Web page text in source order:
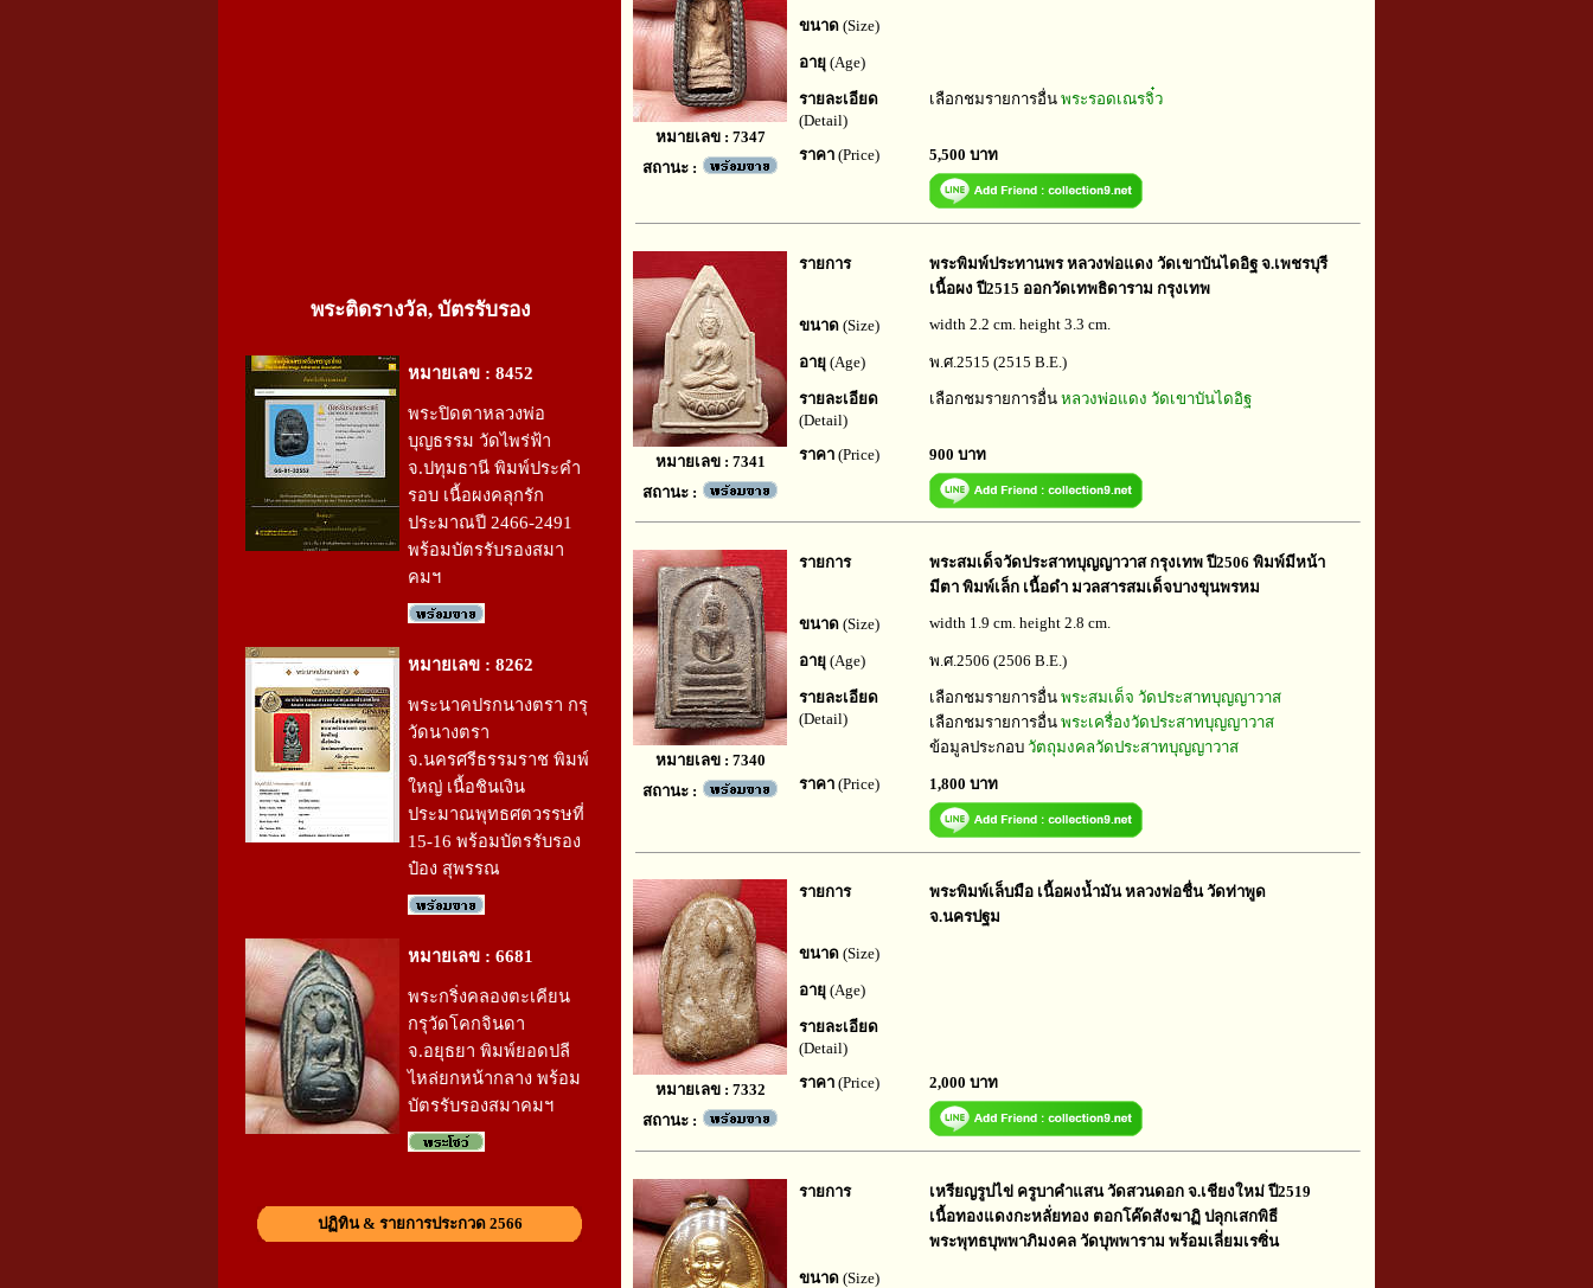
พระติดรางวัล, บัตรรับรอง
หมายเลข : 8452
พระปิดตาหลวงพ่อ
บุญธรรม วัดไพร่ฟ้า
จ.ปทุมธานี พิมพ์ประคำ
รอบ เนื้อผงคลุกรัก
ประมาณปี 2466-2491
พร้อมบัตรรับรองสมา
คมฯ
หมายเลข : 8262
พระนาคปรกนางตรา กรุ
วัดนางตรา
จ.นครศรีธรรมราช พิมพ์
ใหญ่ เนื้อชินเงิน
ประมาณพุทธศตวรรษที่
15-16 พร้อมบัตรรับรอง
ป๋อง สุพรรณ
หมายเลข : 6681
พระกริ่งคลองตะเคียน
กรุวัดโคกจินดา
จ.อยุธยา พิมพ์ยอดปลี
ไหล่ยกหน้ากลาง พร้อม
บัตรรับรองสมาคมฯ
ปฏิทิน & รายการประกวด 2566
หมายเลข : 7347
สถานะ :
ขนาด (Size)
อายุ (Age)
รายละเอียด
(Detail)
เลือกชมรายการอื่น พระรอดเณรจิ๋ว
ราคา (Price) 5,500 บาท
หมายเลข : 7341
สถานะ :
รายการ
พระพิมพ์ประทานพร หลวงพ่อแดง วัดเขาบันไดอิฐ จ.เพชรบุรี
เนื้อผง ปี2515 ออกวัดเทพธิดาราม กรุงเทพ
ขนาด (Size) width 2.2 cm. height 3.3 cm.
อายุ (Age) พ.ศ.2515 (2515 B.E.)
รายละเอียด
(Detail)
เลือกชมรายการอื่น หลวงพ่อแดง วัดเขาบันไดอิฐ
ราคา (Price) 900 บาท
หมายเลข : 7340
สถานะ :
รายการ
พระสมเด็จวัดประสาทบุญญาวาส กรุงเทพ ปี2506 พิมพ์มีหน้า
มีตา พิมพ์เล็ก เนื้อดำ มวลสารสมเด็จบางขุนพรหม
ขนาด (Size) width 1.9 cm. height 2.8 cm.
อายุ (Age) พ.ศ.2506 (2506 B.E.)
รายละเอียด
(Detail)
เลือกชมรายการอื่น พระสมเด็จ วัดประสาทบุญญาวาส
เลือกชมรายการอื่น พระเครื่องวัดประสาทบุญญาวาส
ข้อมูลประกอบ วัตถุมงคลวัดประสาทบุญญาวาส
ราคา (Price) 1,800 บาท
หมายเลข : 7332
สถานะ :
รายการ
พระพิมพ์เล็บมือ เนื้อผงน้ำมัน หลวงพ่อชื่น วัดท่าพูด
จ.นครปฐม
ขนาด (Size)
อายุ (Age)
รายละเอียด
(Detail)
ราคา (Price) 2,000 บาท
รายการ
เหรียญรูปไข่ ครูบาคำแสน วัดสวนดอก จ.เชียงใหม่ ปี2519
เนื้อทองแดงกะหลั่ยทอง ตอกโค๊ดสังฆาฏิ ปลุกเสกพิธี
พระพุทธบุพพาภิมงคล วัดบุพพาราม พร้อมเลี่ยมเรซิ่น
ขนาด (Size)